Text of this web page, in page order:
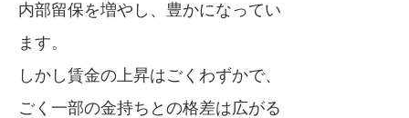
内部留保を増やし、豊かになってい
ます。
しかし賃金の上昇はごくわずかで、
ごく一部の金持ちとの格差は広がる